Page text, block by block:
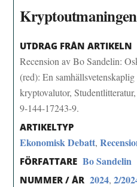
Kryptoutmaningen
UTDRAG FRÅN ARTIKELN
Recension av Bo Sandelin:
(red): En
kryptovalutor,
9-144-17243-9.
ARTIKELTYP
Ekonomisk Debatt,
FÖRFATTARE Bo Sandelin
NUMMER / ÅR 2024,2/